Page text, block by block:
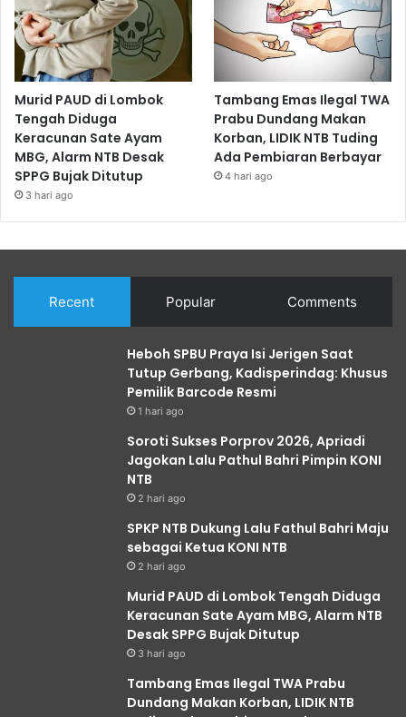
Murid PAUD di Lombok
Tengah Diduga
Keracunan Sate Ayam
MBG, Alarm NTB Desak
SPPG Bujak Ditutup
3 hari ago
Tambang Emas Ilegal TWA
Prabu Dundang Makan
Korban, LIDIK NTB Tuding
Ada Pembiaran Berbayar
4 hari ago
Recent Popular Comments
Heboh SPBU Praya Isi Jerigen Saat
Tutup Gerbang, Kadisperindag: Khusus
Pemilik Barcode Resmi
1 hari ago
Soroti Sukses Porprov 2026, Apriadi
Jagokan Lalu Pathul Bahri Pimpin KONI
NTB
2 hari ago
SPKP NTB Dukung Lalu Fathul Bahri Maju
sebagai Ketua KONI NTB
2 hari ago
Murid PAUD di Lombok Tengah Diduga
Keracunan Sate Ayam MBG, Alarm NTB
Desak SPPG Bujak Ditutup
3 hari ago
Tambang Emas Ilegal TWA Prabu
Dundang Makan Korban, LIDIK NTB